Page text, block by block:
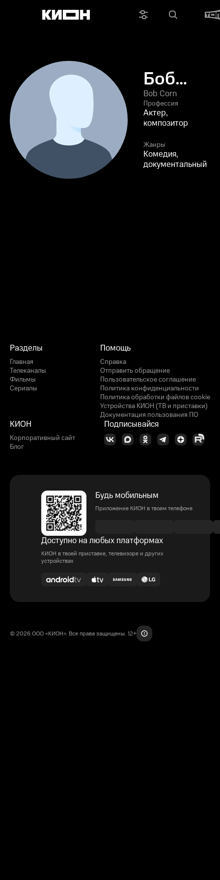
Боб
Корн
Bob Corn
Профессия
Актер,
композитор
Жанры
Комедия,
документальный
Разделы
Главная
Телеканалы
Фильмы
Сериалы
Помощь
Справка
Отправить обращение
Пользовательское соглашение
Политика конфиденциальности
Политика обработки файлов cookie
Устройства КИОН (ТВ и приставки)
Документация пользования ПО
КИОН
Корпоративный сайт
Блог
Подписывайся
Будь мобильным
Приложение КИОН в твоем телефоне
Доступно на любых платформах
КИОН в твоей приставке, телевизоре и других
устройствах
© 2026 ООО «КИОН». Все права защищены. 12+